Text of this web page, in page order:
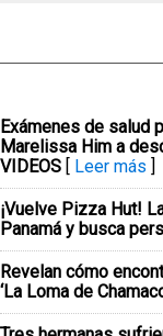
Exámenes de salud
Marelissa Him a
VIDEOS [ Leer más ]
¡Vuelve Pizza Hut!
Panamá y busca
Revelan cómo
‘La Loma de